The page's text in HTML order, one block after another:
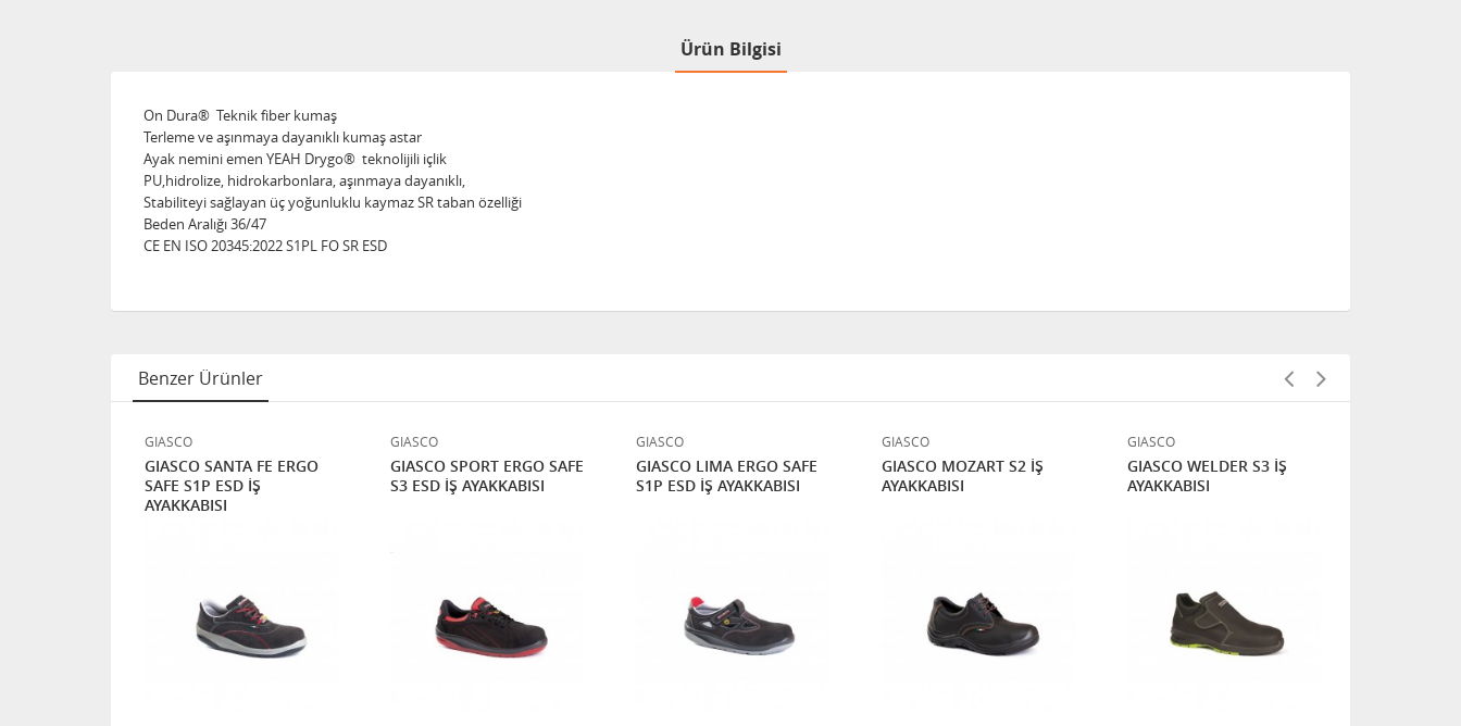
Ürün Bilgisi
On Dura® Teknik fiber kumaş
Terleme ve aşınmaya dayanıklı kumaş astar
Ayak nemini emen YEAH Drygo® teknolijili içlik
PU,hidrolize, hidrokarbonlara, aşınmaya dayanıklı,
Stabiliteyi sağlayan üç yoğunluklu kaymaz SR taban özelliği
Beden Aralığı 36/47
CE EN ISO 20345:2022 S1PL FO SR ESD
Benzer Ürünler
GIASCO
GIASCO SANTA FE ERGO
SAFE S1P ESD İŞ
AYAKKABISI
GIASCO
GIASCO SPORT ERGO SAFE
S3 ESD İŞ AYAKKABISI
GIASCO
GIASCO LIMA ERGO SAFE
S1P ESD İŞ AYAKKABISI
GIASCO
GIASCO MOZART S2 İŞ
AYAKKABISI
GIASCO
GIASCO WELDER S3 İŞ
AYAKKABISI